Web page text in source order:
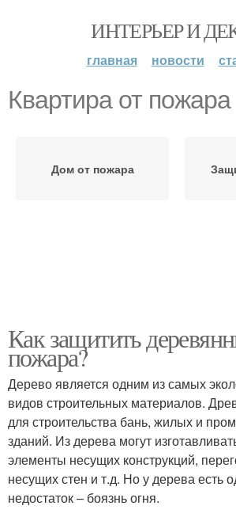
ИНТЕРЬЕР И
главная новости
Квартира от пожара
Дом от пожара
Как защитить
пожара?
Дерево является одним из самых
видов строительных материалов.
для строительства бань, жилых и
зданий. Из дерева могут
элементы несущих конструкций,
несущих стен и т.д. Но у дерева есть
недостаток – боязнь огня.